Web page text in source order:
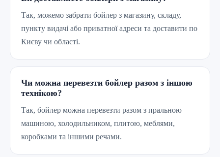
Так, можемо забрати бойлер з магазину, складу,
пункту видачі або приватної адреси та доставити по
Києву чи області.
Чи можна перевезти бойлер разом з іншою
технікою?
Так, бойлер можна перевезти разом з пральною
машиною, холодильником, плитою, меблями,
коробками та іншими речами.